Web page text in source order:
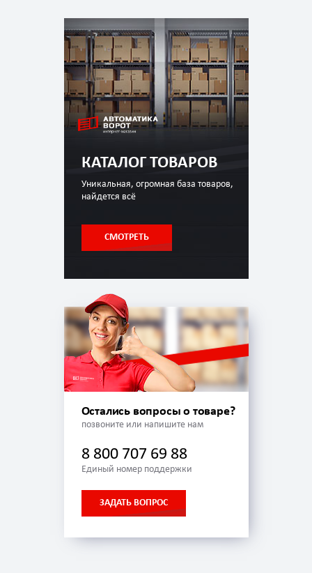
КАТАЛОГ ТОВАРОВ
Уникальная, огромная база товаров,
найдется всё
СМОТРЕТЬ
Остались вопросы о товаре?
позвоните или напишите нам
8 800 707 69 88
Единый номер поддержки
ЗАДАТЬ ВОПРОС